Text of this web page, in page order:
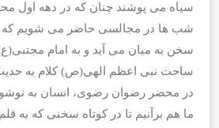
سیاه می پوشند چنان که در دهه اول
شب ها در مجالسی حاضر می شویم که
سخن به میان می آید و به امام
ساحت نبی اعظم الهی(ص) کلام به
در محضر رضوان رضوی، انسان به
ما هم برآنیم تا در کوتاه سخنی که به